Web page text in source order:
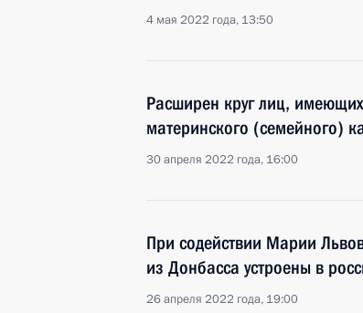
4 мая 2022 года, 13:50
Расширен круг лиц,
материнского (семейного)
30 апреля 2022 года, 16:00
При содействии Марии
из Донбасса устроены в
26 апреля 2022 года, 19:00